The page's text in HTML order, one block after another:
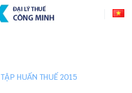
TẬP HUẤN THUẾ 2015